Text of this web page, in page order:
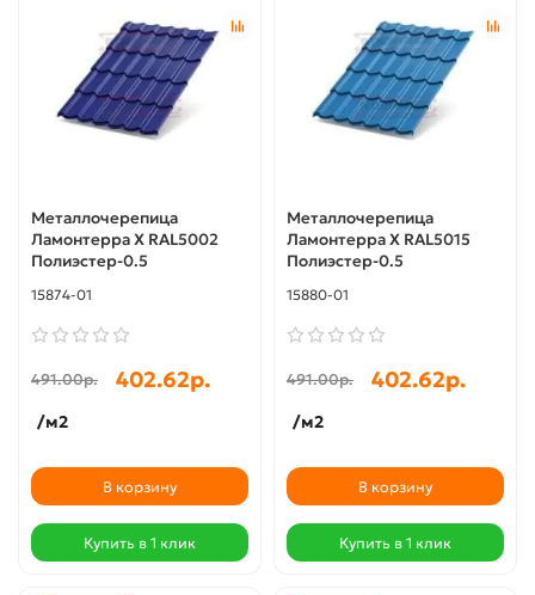
Металлочерепица
Ламонтерра X RAL5002
Полиэстер-0.5
15874-01
491.00р. 402.62р.
/м2
В корзину
Купить в 1 клик
Металлочерепица
Ламонтерра X RAL5015
Полиэстер-0.5
15880-01
491.00р. 402.62р.
/м2
В корзину
Купить в 1 клик